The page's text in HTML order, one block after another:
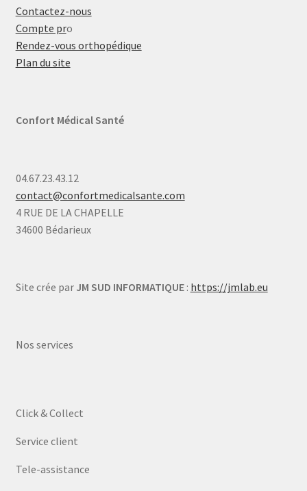
Contactez-nous
Compte pro
Rendez-vous orthopédique
Plan du site
Confort Médical Santé
04.67.23.43.12
contact@confortmedicalsante.com
4 RUE DE LA CHAPELLE
34600 Bédarieux
Site crée par JM SUD INFORMATIQUE: https://jmlab.eu
Nos services
Click & Collect
Service client
Tele-assistance